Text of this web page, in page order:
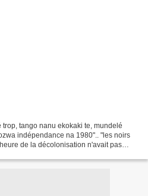
tango nanu ekokaki te, mundelé
indépendance na 1980".. "les noirs
de la décolonisation n'avait pas